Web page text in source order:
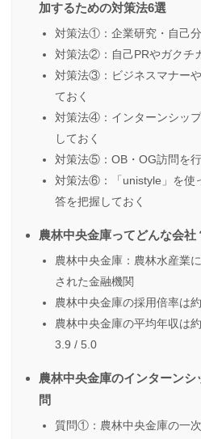
加するための対策法6選
対策法①：企業研究・自己分
対策法②：自己PRやガクチ
対策法③：ビジネスマナー
ておく
対策法④：インターンシッ
しておく
対策法⑤：OB・OG訪問を
対策法⑥：「unistyle」を使
答を把握しておく
農林中央金庫ってどんな会社
農林中央金庫：農林水産業
された金融機関
農林中央金庫の採用倍率は
農林中央金庫の平均年収は
3.9 / 5.0
農林中央金庫のインターン
問
質問①：農林中央金庫の一